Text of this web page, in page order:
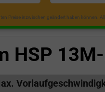
Preise inzwischen geändert haben können.
HSP